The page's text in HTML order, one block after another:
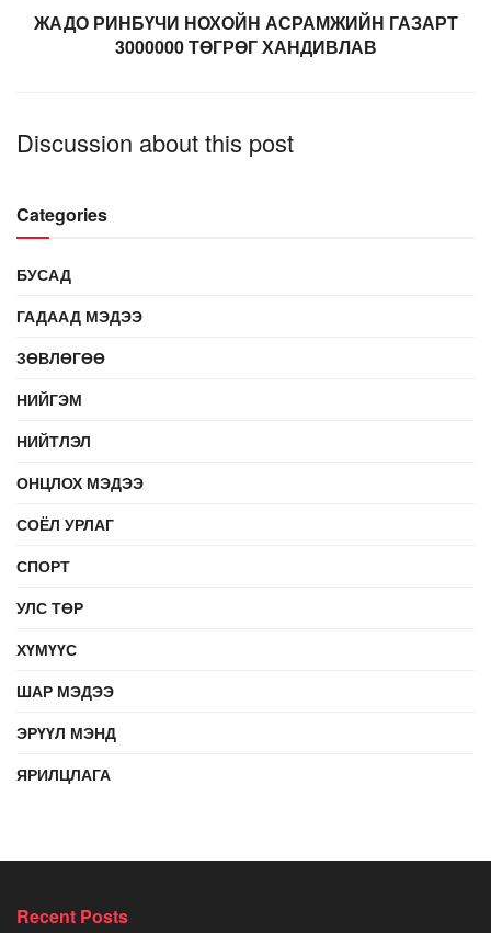
ЖАДО РИНБҮЧИ НОХОЙН АСРАМЖИЙН ГАЗАРТ
3000000 ТӨГРӨГ ХАНДИВЛАВ
Discussion about this post
Categories
БУСАД
ГАДААД МЭДЭЭ
ЗӨВЛӨГӨӨ
НИЙГЭМ
НИЙТЛЭЛ
ОНЦЛОХ МЭДЭЭ
СОЁЛ УРЛАГ
СПОРТ
УЛС ТӨР
ХҮМҮҮС
ШАР МЭДЭЭ
ЭРҮҮЛ МЭНД
ЯРИЛЦЛАГА
Recent Posts